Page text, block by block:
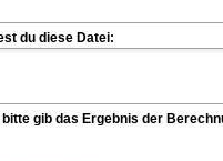
du diese Datei:
gib das Ergebnis der